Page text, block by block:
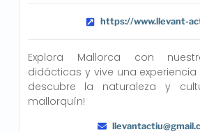
https://www.llevant-
Explora Mallorca con
didácticas y vive una experiencia
descubre la naturaleza y
mallorquín!